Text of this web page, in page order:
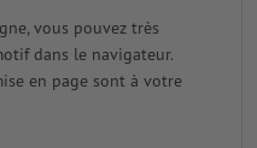
vous pouvez très
dans le navigateur.
en page sont à votre